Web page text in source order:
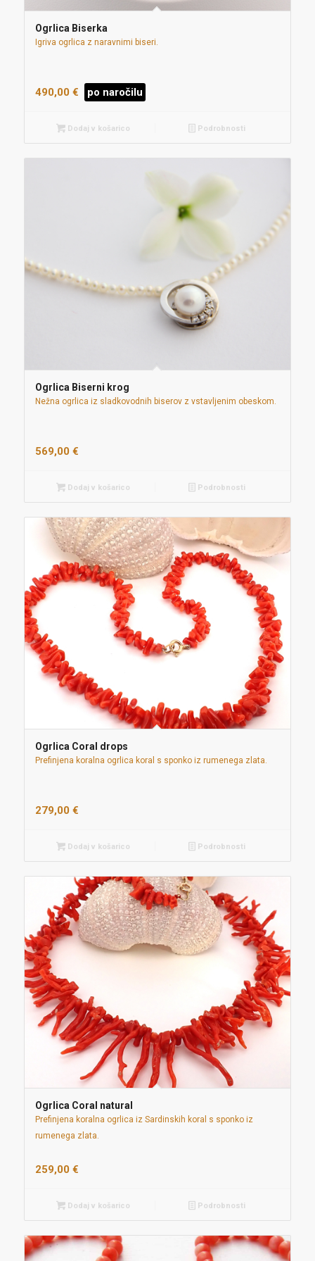
Ogrlica Biserka
Igriva ogrlica z naravnimi biseri.
490,00 € po naročilu
Dodaj v košarico Podrobnosti
Ogrlica Biserni krog
Nežna ogrlica iz sladkovodnih biserov z vstavljenim obeskom.
569,00 €
Dodaj v košarico Podrobnosti
Ogrlica Coral drops
Prefinjena koralna ogrlica koral s sponko iz rumenega zlata.
279,00 €
Dodaj v košarico Podrobnosti
Ogrlica Coral natural
Prefinjena koralna ogrlica iz Sardinskih koral s sponko iz
rumenega zlata.
259,00 €
Dodaj v košarico Podrobnosti